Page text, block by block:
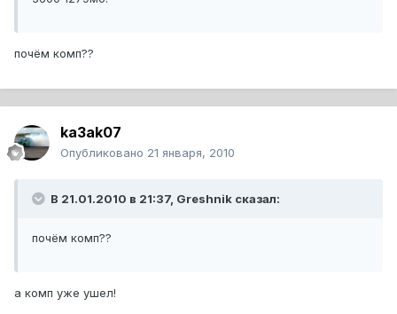
почём комп??
ka3ak07
Опубликовано 21 января, 2010
В 21.01.2010 в 21:37, Greshnik сказал:
почём комп??
а комп уже ушел!